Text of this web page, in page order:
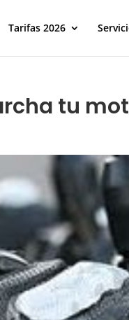
Tarifas 2026
tu